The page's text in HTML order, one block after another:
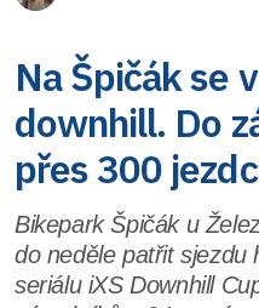
Na Špičák se
downhill. Do
přes 300
Bikepark Špičák u
do neděle patřit sjezdu
seriálu iXS Downhill